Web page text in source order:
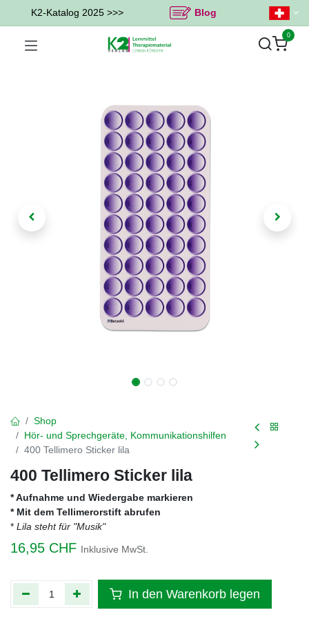
K2-Katalog 2025 >>> Blog
0
Shop
Hör- und Sprechgeräte, Kommunikationshilfen
400 Tellimero Sticker lila
400 Tellimero Sticker lila
* Aufnahme und Wiedergabe markieren
* Mit dem Tellimerorstift abrufen
* Lila steht für "Musik"
16,95 CHF Inklusive MwSt.
In den Warenkorb legen